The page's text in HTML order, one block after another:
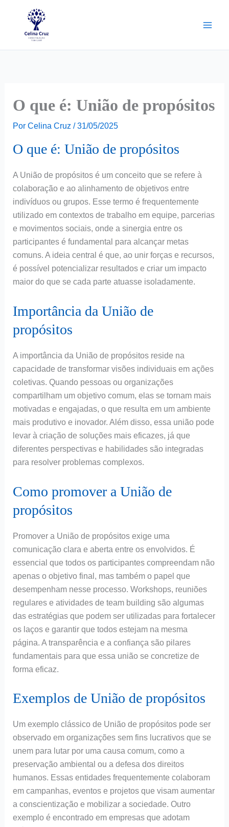
O que é: União de propósitos
Por Celina Cruz / 31/05/2025
O que é: União de propósitos
A União de propósitos é um conceito que se refere à
colaboração e ao alinhamento de objetivos entre
indivíduos ou grupos. Esse termo é frequentemente
utilizado em contextos de trabalho em equipe, parcerias
e movimentos sociais, onde a sinergia entre os
participantes é fundamental para alcançar metas
comuns. A ideia central é que, ao unir forças e recursos,
é possível potencializar resultados e criar um impacto
maior do que se cada parte atuasse isoladamente.
Importância da União de
propósitos
A importância da União de propósitos reside na
capacidade de transformar visões individuais em ações
coletivas. Quando pessoas ou organizações
compartilham um objetivo comum, elas se tornam mais
motivadas e engajadas, o que resulta em um ambiente
mais produtivo e inovador. Além disso, essa união pode
levar à criação de soluções mais eficazes, já que
diferentes perspectivas e habilidades são integradas
para resolver problemas complexos.
Como promover a União de
propósitos
Promover a União de propósitos exige uma
comunicação clara e aberta entre os envolvidos. É
essencial que todos os participantes compreendam não
apenas o objetivo final, mas também o papel que
desempenham nesse processo. Workshops, reuniões
regulares e atividades de team building são algumas
das estratégias que podem ser utilizadas para fortalecer
os laços e garantir que todos estejam na mesma
página. A transparência e a confiança são pilares
fundamentais para que essa união se concretize de
forma eficaz.
Exemplos de União de propósitos
Um exemplo clássico de União de propósitos pode ser
observado em organizações sem fins lucrativos que se
unem para lutar por uma causa comum, como a
preservação ambiental ou a defesa dos direitos
humanos. Essas entidades frequentemente colaboram
em campanhas, eventos e projetos que visam aumentar
a conscientização e mobilizar a sociedade. Outro
exemplo é encontrado em empresas que adotam